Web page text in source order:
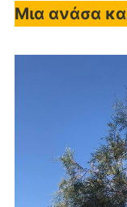
Μια ανάσα